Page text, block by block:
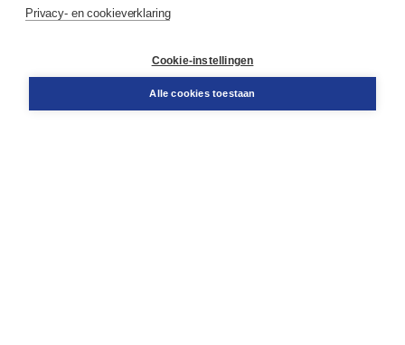
Bestellen
Privacy- en cookieverklaring
Cookie-instellingen
Alle cookies toestaan